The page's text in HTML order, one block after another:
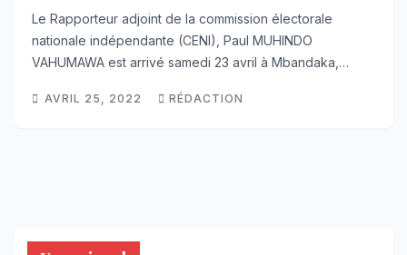
Le Rapporteur adjoint de la commission électorale
nationale indépendante (CENI), Paul MUHINDO
VAHUMAWA est arrivé samedi 23 avril à Mbandaka,…
AVRIL 25, 2022 RÉDACTION